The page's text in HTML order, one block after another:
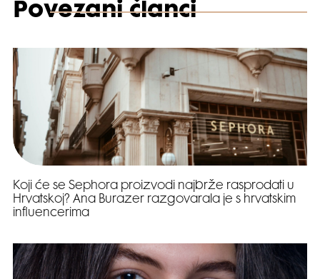
Povezani članci
Koji će se Sephora proizvodi najbrže rasprodati u
Hrvatskoj? Ana Burazer razgovarala je s hrvatskim
influencerima